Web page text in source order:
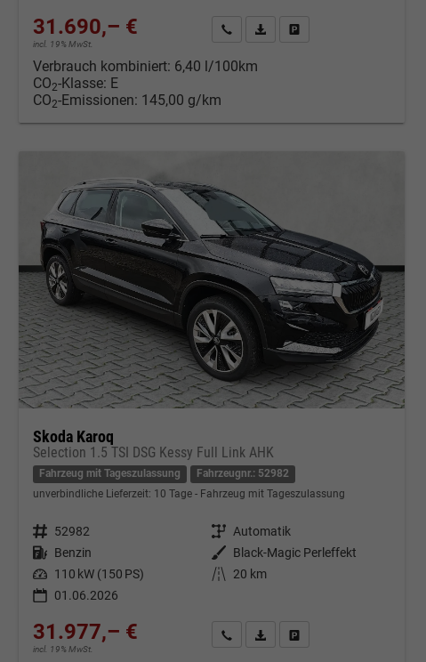
drucken31.690,– €
incl. 19% MwSt.
Kontakt & Angebot anfordern
PDF-Datei, Fahrzeugexposé
Fahrzeug merken/Expose
Verbrauch kombiniert: 6,40 l/100km
CO2-Klasse: E
CO2-Emissionen: 145,00 g/km
drucken
Skoda Karoq
Selection 1.5 TSI DSG Kessy Full Link AHK
Fahrzeug mit Tageszulassung
Fahrzeugnr.: 52982
unverbindliche Lieferzeit: 10 Tage Fahrzeug mit Tageszulassung
Fahrzeugnr. 52982 Getriebe Automatik
Kraftstoff Benzin Außenfarbe
Black-Magic Perleffekt
Leistung 110 kW (150 PS) Kilometerstand
20 km
01.06.2026
31.977,– €
incl. 19% MwSt.
Kontakt & Angebot anfordern
PDF-Datei, Fahrzeugexposé
Fahrzeug merken/Expose